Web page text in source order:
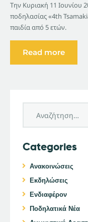
Την Κυριακή 11 Ιουνίου
ποδηλασίας «4th
παιδία από 5 ετών.
Read more
Categories
Ανακοινώσεις
Εκδηλώσεις
Ενδιαφέρον
Ποδηλατικά Νέα